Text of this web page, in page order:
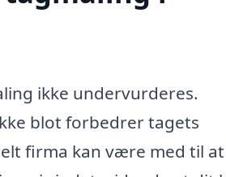
ikke undervurderes.
blot forbedrer tagets
firma kan være med til at